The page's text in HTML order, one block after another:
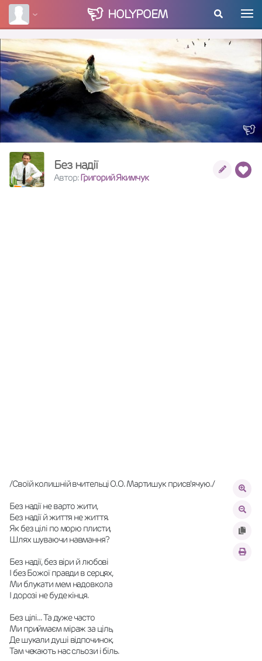
HOLYPOEM
Без надії
Автор:Григорий Якимчук
/Своїй колишній вчительці О.О. Мартишук присв'ячую./
Без надії не варто жити,
Без надії й життя не життя.
Як без цілі по морю плисти,
Шлях шуваючи навмання?
Без надії, без віри й любові
І без Божої правди в серцях,
Ми блукати мем надовкола
І дорозі не буде кінця.
Без цілі... Та дуже часто
Ми приймаєм міраж за ціль,
Де шукали душі відпочинок,
Там чекають нас сльози і біль.